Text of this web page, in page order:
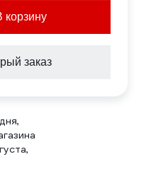
корзину
заказ